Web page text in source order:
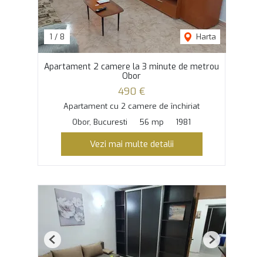
1 / 8 Harta
Apartament 2 camere la 3 minute de metrou
Obor
490 €
Apartament cu 2 camere de închiriat
Obor, Bucuresti
56 mp 1981
Vezi mai multe detalii
Previous Next